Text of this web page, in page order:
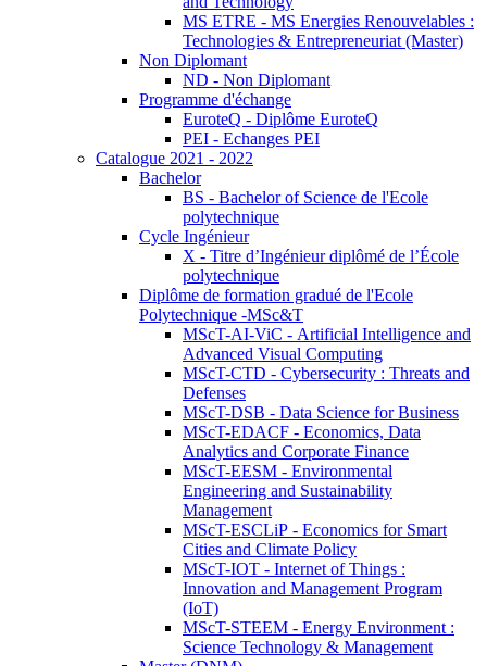
MS ETRE - MS Energies Renouvelables :
Technologies & Entrepreneuriat (Master)
Non Diplomant
ND - Non Diplomant
Programme d'échange
EuroteQ - Diplôme EuroteQ
PEI - Echanges PEI
Catalogue 2021 - 2022
Bachelor
BS - Bachelor of Science de l'Ecole
polytechnique
Cycle Ingénieur
X - Titre d’Ingénieur diplômé de l’École
polytechnique
Diplôme de formation gradué de l'Ecole
Polytechnique -MSc&T
MScT-AI-ViC - Artificial Intelligence and
Advanced Visual Computing
MScT-CTD - Cybersecurity : Threats and
Defenses
MScT-DSB - Data Science for Business
MScT-EDACF - Economics, Data
Analytics and Corporate Finance
MScT-EESM - Environmental
Engineering and Sustainability
Management
MScT-ESCLiP - Economics for Smart
Cities and Climate Policy
MScT-IOT - Internet of Things :
Innovation and Management Program
(IoT)
MScT-STEEM - Energy Environment :
Science Technology & Management